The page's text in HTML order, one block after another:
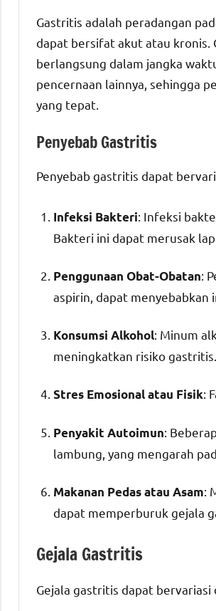
Gastritis adalah peradangan
dapat bersifat akut atau kronis.
berlangsung dalam jangka
pencernaan lainnya, sehingga
yang tepat.
Penyebab Gastritis
Penyebab gastritis dapat
Infeksi Bakteri: Infeksi
Bakteri ini dapat merusak
Penggunaan Obat-Obatan:
aspirin, dapat menyebabkan
Konsumsi Alkohol: Minum
meningkatkan risiko gastritis.
Stres Emosional atau Fisik:
Penyakit Autoimun:
lambung, yang mengarah
Makanan Pedas atau Asam:
dapat memperburuk gejala
Gejala Gastritis
Gejala gastritis dapat